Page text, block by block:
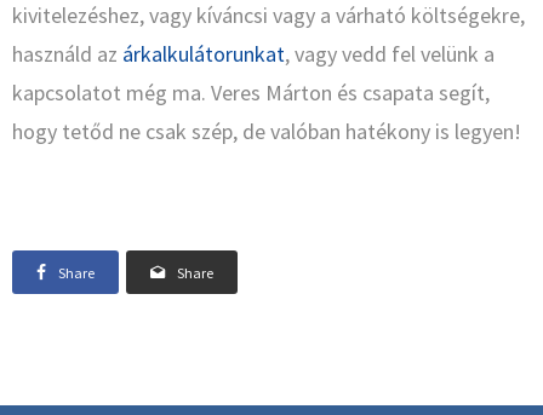
kivitelezéshez, vagy kíváncsi vagy a várható költségekre,
használd az árkalkulátorunkat, vagy vedd fel velünk a
kapcsolatot még ma. Veres Márton és csapata segít,
hogy tetőd ne csak szép, de valóban hatékony is legyen!
Share Share